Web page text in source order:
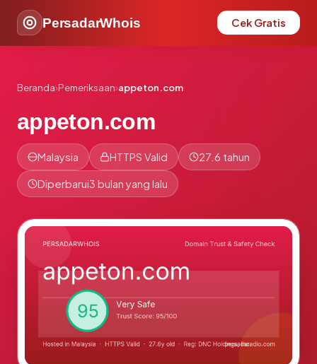
PersadarWhois Cek Gratis
Beranda›Pemeriksaan›appeton.com
appeton.com
Malaysia HTTPS Valid 27.6 tahun
Diperbarui3 bulan yang lalu